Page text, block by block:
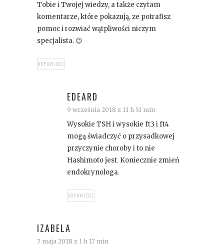
Tobie i Twojej wiedzy, a także czytam
komentarze, które pokazują, ze potrafisz
pomoc i rozwiać wątpliwości niczym
specjalista. 😉
ODPOWIEDZ
EDEARD
9 września 2018 z 11 h 51 min
Wysokie TSH i wysokie ft3 i ft4
mogą świadczyć o przysadkowej
przyczynie choroby i to nie
Hashimoto jest. Koniecznie zmień
endokrynologa.
ODPOWIEDZ
IZABELA
7 maja 2018 z 1 h 17 min